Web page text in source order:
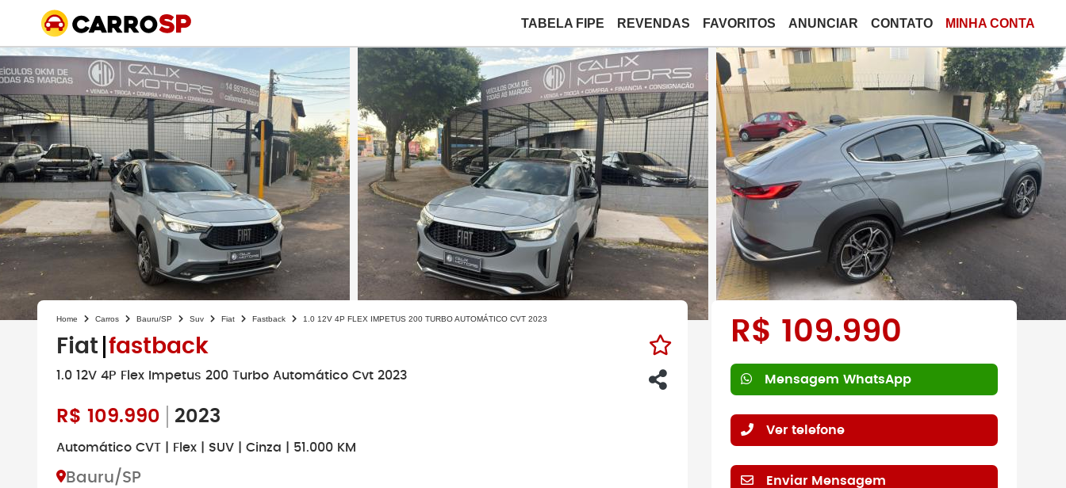
TABELA FIPE REVENDAS FAVORITOS ANUNCIAR CONTATO MINHA CONTA
Home Carros Bauru/SP Suv Fiat Fastback 1.0 12V 4P FLEX IMPETUS 200 TURBO AUTOMÁTICO CVT 2023
Fiat fastback
1.0 12V 4P Flex Impetus 200 Turbo Automático Cvt 2023
R$ 109.990 2023
Automático CVT | Flex | SUV | Cinza | 51.000 KM
Bauru/SP
R$ 109.990
Mensagem WhatsApp
Ver telefone
Enviar Mensagem